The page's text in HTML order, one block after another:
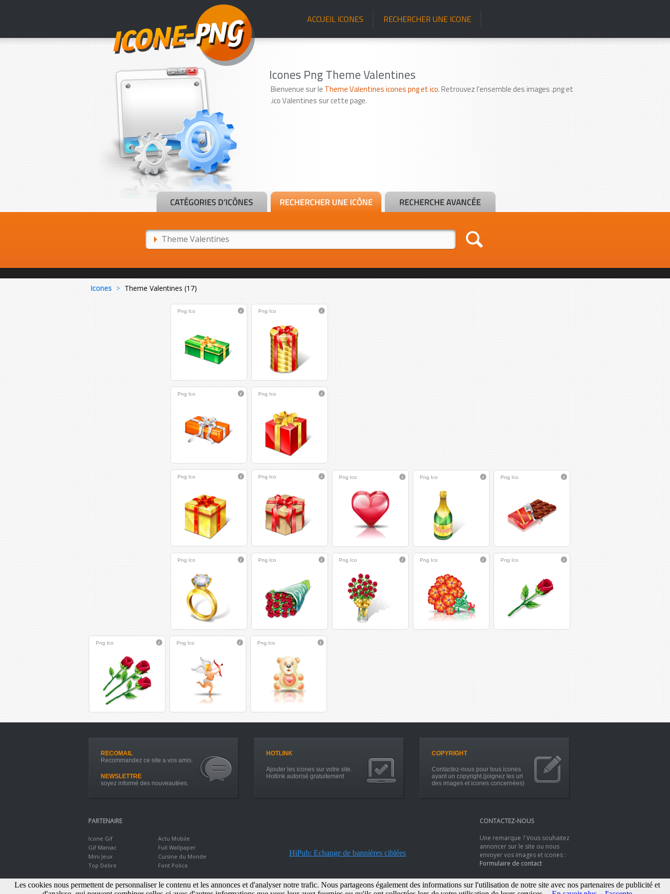
ACCUEIL ICONES RECHERCHER UNE ICONE
Icones Png Theme Valentines
Bienvenue sur le Theme Valentines icones png et ico. Retrouvez l'ensemble des images .png et
.ico Valentines sur cette page.
Icones > Theme Valentines (17)
Png Ico Png Ico
Png Ico Png Ico
Png Ico Png Ico Png Ico Png Ico Png Ico
Png Ico Png Ico Png Ico Png Ico Png Ico
Png Ico Png Ico Png Ico
RECOMAIL
Recommandez ce site a vos amis.
NEWSLETTRE
soyez informé des nouveautées.
HOTLINK
Ajouter les icones sur votre site.
Hotlink autorisé gratuitement
COPYRIGHT
Contactez-nous pour tous icones
ayant un copyright.(joignez les url
des images et icones concernées)
PARTENAIRE
Icone Gif
Gif Maniac
Mini Jeux
Top Delire
Actu Mobile
Full Wallpaper
Cuisine du Monde
Font Police
HiPub: Echange de bannières ciblées
CONTACTEZ-NOUS
Une remarque ? Vous souhaitez
annoncer sur le site ou nous
envoyer vos images et icones :
Formulaire de contact
Les cookies nous permettent de personnaliser le contenu et les annonces et d'analyser notre trafic. Nous partageons également des informations sur l'utilisation de notre site avec nos partenaires de publicité et